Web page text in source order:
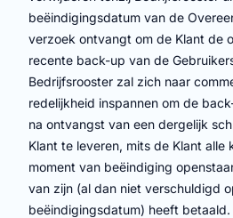
beëindigingsdatum van de
verzoek ontvangt om de Klant de
recente back-up van de
Bedrijfsrooster zal zich naar
redelijkheid inspannen om de
na ontvangst van een dergelijk
Klant te leveren, mits de Klant alle
moment van beëindiging
van zijn (al dan niet verschuldigd
beëindigingsdatum) heeft betaald.